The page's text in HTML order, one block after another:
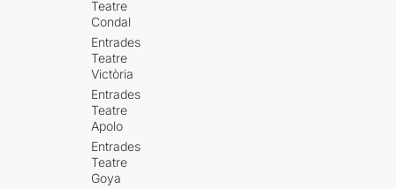
Teatre
Condal
Entrades
Teatre
Victòria
Entrades
Teatre
Apolo
Entrades
Teatre
Goya